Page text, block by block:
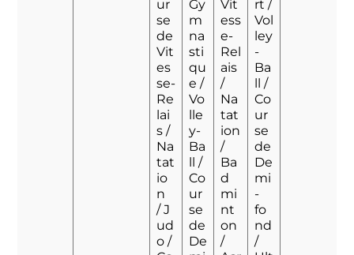
ur
se
de
Vit
es
se-
Re
lai
s /
Na
tat
io
n
/ J
ud
o /
Gy
m
na
sti
qu
e /
Vo
lle
y-
Ba
ll /
Co
ur
se
de
De
Vit
ess
e-
Rel
ais
/
Na
tat
ion
/
Ba
d
mi
nt
on
/
rt /
Vol
ley
-
Ba
ll /
Co
ur
se
de
De
mi
-
fo
nd
/